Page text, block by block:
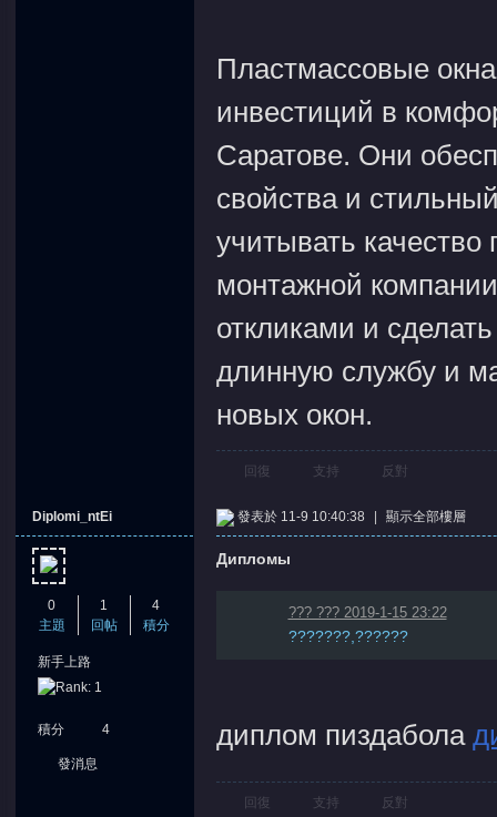
Пластмассовые
инвестиций в
Саратове. Они
свойства и
учитывать
монтажной
откликами и
длинную службу и
новых окон.
回復 支持 反對
Diplomi_ntEi
0
主題
1
回帖
4
積分
新手上路
積分 4
發消息
發表於 11-9 10:40:38 顯示全部樓層
Дипломы
??? ??? 2019-1-15 23:22
???????,??????
диплом пиздабола
回復 支持 反對